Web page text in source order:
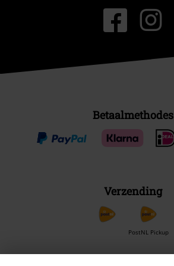
Betaalmethodes
Verzending
PostNL Pickup